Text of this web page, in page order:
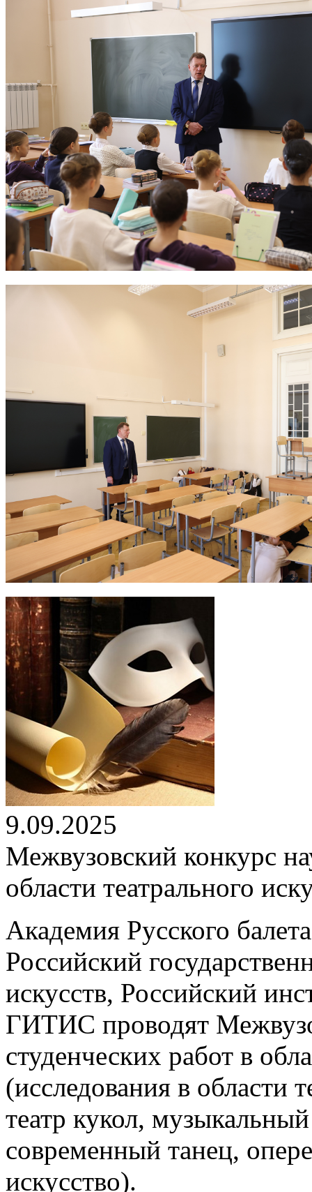
9.09.2025
Межвузовский конкурс
области театрального
Академия Русского
Российский
искусств, Российский
ГИТИС проводят
студенческих работ в
(исследования в области
театр кукол,
современный танец,
искусство).